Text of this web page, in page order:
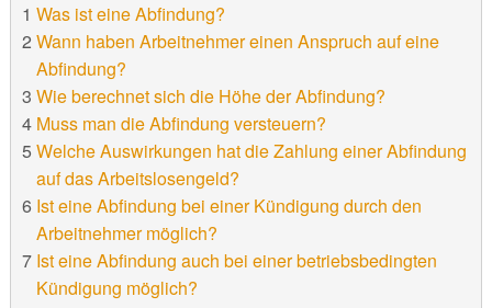
Was ist eine Abfindung?
Wann haben Arbeitnehmer einen Anspruch auf eine
Abfindung?
Wie berechnet sich die Höhe der Abfindung?
Muss man die Abfindung versteuern?
Welche Auswirkungen hat die Zahlung einer Abfindung
auf das Arbeitslosengeld?
Ist eine Abfindung bei einer Kündigung durch den
Arbeitnehmer möglich?
Ist eine Abfindung auch bei einer betriebsbedingten
Kündigung möglich?